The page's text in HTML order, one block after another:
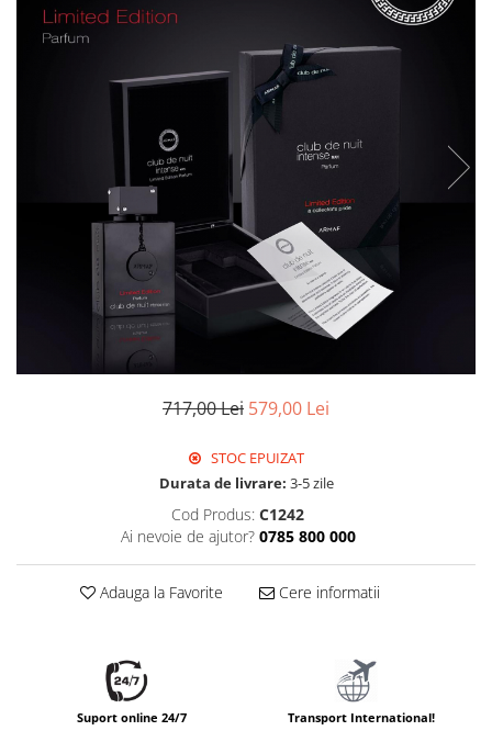
717,00 Lei 579,00 Lei
STOC EPUIZAT
Durata de livrare: 3-5 zile
Cod Produs: C1242
Ai nevoie de ajutor? 0785 800 000
Adauga la Favorite Cere informatii
Suport online 24/7 Transport International!